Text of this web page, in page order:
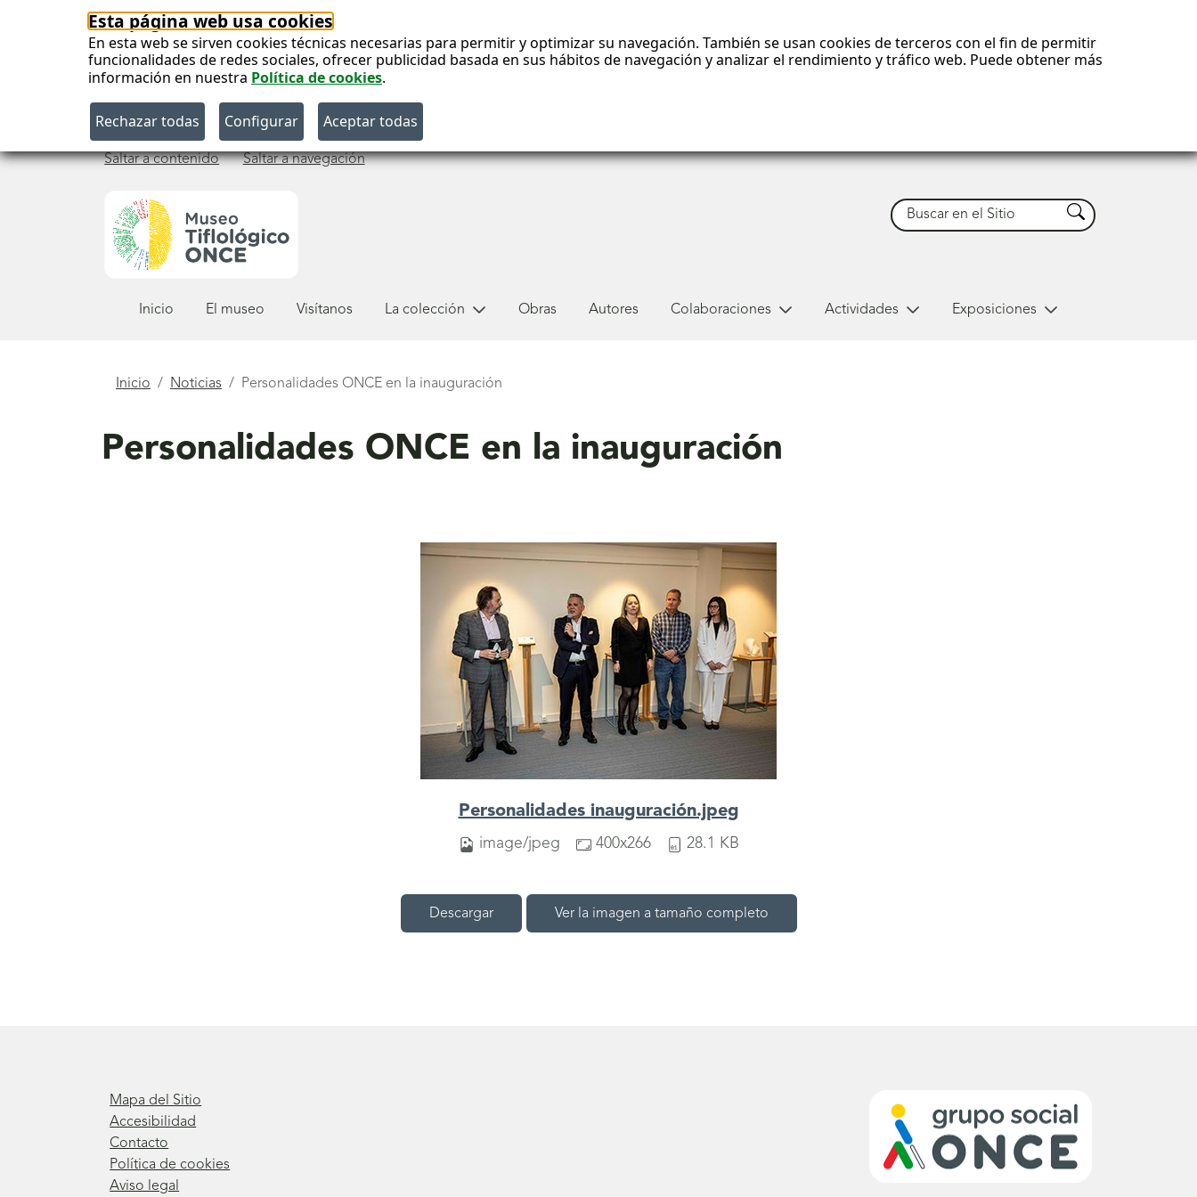
Esta página web usa cookies
En esta web se sirven cookies técnicas necesarias para permitir y optimizar su navegación. También se usan cookies de terceros con el fin de permitir
funcionalidades de redes sociales, ofrecer publicidad basada en sus hábitos de navegación y analizar el rendimiento y tráfico web. Puede obtener más
información en nuestra Política de cookies.
Saltar a contenido Saltar a navegación
Buscar Buscar
Inicio El museo Visítanos La colección Obras Autores Colaboraciones Actividades Exposiciones
Está
Inicio Noticias Personalidades ONCE en la inauguración
Personalidades ONCE en la inauguración
Personalidades inauguración.jpeg
image/jpeg 400x266 28.1 KB
Descargar Ver la imagen a tamaño completo
Mapa del Sitio
Accesibilidad
Contacto
Política de cookies
Aviso legal